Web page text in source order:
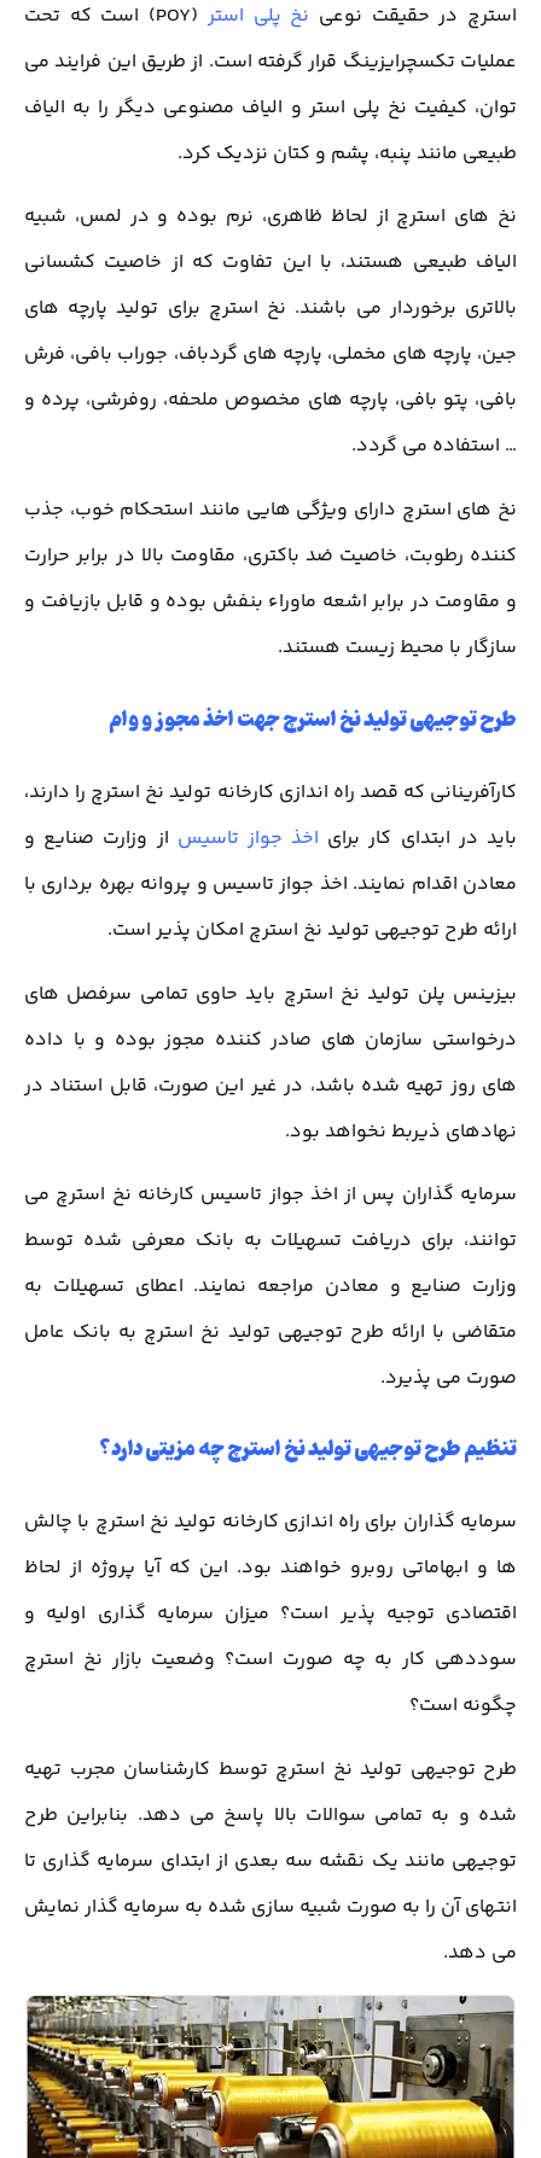
استرچ در حقیقت نوعی نخ پلی استر
(POY) است که تحت
عملیات تکسچرایزینگ قرار گرفته است. از طریق این فرایند می
توان، کیفیت نخ پلی استر و الیاف مصنوعی دیگر را به الیاف
طبیعی مانند پنبه، پشم و کتان نزدیک کرد.
نخ های استرچ از لحاظ ظاهری، نرم بوده و در لمس، شبیه
الیاف طبیعی هستند، با این تفاوت که از خاصیت کشسانی
بالاتری برخوردار می باشند. نخ استرچ برای تولید پارچه های
جین، پارچه های مخملی، پارچه های گردباف، جوراب بافی، فرش
بافی، پتو بافی، پارچه های مخصوص ملحفه، روفرشی، پرده و
… استفاده می گردد.
نخ های استرچ دارای ویژگی هایی مانند استحکام خوب، جذب
کننده رطوبت، خاصیت ضد باکتری، مقاومت بالا در برابر حرارت
و مقاومت در برابر اشعه ماوراء بنفش بوده و قابل بازیافت و
سازگار با محیط زیست هستند.
طرح توجیهی تولید نخ استرچ جهت اخذ مجوز و وام
کارآفرینانی که قصد راه اندازی کارخانه تولید نخ استرچ را دارند،
باید در ابتدای کار برای اخذ جواز تاسیس از وزارت صنایع و
معادن اقدام نمایند. اخذ جواز تاسیس و پروانه بهره برداری با
ارائه طرح توجیهی تولید نخ استرچ امکان پذیر است.
بیزینس پلن تولید نخ استرچ باید حاوی تمامی سرفصل های
درخواستی سازمان های صادر کننده مجوز بوده و با داده
های روز تهیه شده باشد، در غیر این صورت، قابل استناد در
نهادهای ذیربط نخواهد بود.
سرمایه گذاران پس از اخذ جواز تاسیس کارخانه نخ استرچ می
توانند، برای دریافت تسهیلات به بانک معرفی شده توسط
وزارت صنایع و معادن مراجعه نمایند. اعطای تسهیلات به
متقاضی با ارائه طرح توجیهی تولید نخ استرچ به بانک عامل
صورت می پذیرد.
تنظیم طرح توجیهی تولید نخ استرچ چه مزیتی دارد؟
سرمایه گذاران برای راه اندازی کارخانه تولید نخ استرچ با چالش
ها و ابهاماتی روبرو خواهند بود. این که آیا پروژه از لحاظ
اقتصادی توجیه پذیر است؟ میزان سرمایه گذاری اولیه و
سوددهی کار به چه صورت است؟ وضعیت بازار نخ استرچ
چگونه است؟
طرح توجیهی تولید نخ استرچ توسط کارشناسان مجرب تهیه
شده و به تمامی سوالات بالا پاسخ می دهد. بنابراین طرح
توجیهی مانند یک نقشه سه بعدی از ابتدای سرمایه گذاری تا
انتهای آن را به صورت شبیه سازی شده به سرمایه گذار نمایش
می دهد.